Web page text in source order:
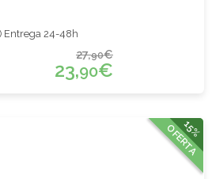
Entrega 24-48h
27,90€
23,90€
15%
OFERTA